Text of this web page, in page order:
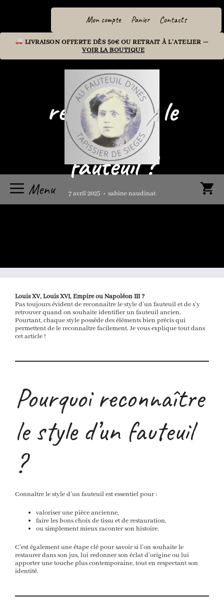
Mon compte Panier Contacts
LIVRAISON OFFERTE DÈS 50€ OU RETRAIT À L'ATELIER —
VOIR LA BOUTIQUE
Menu
Comment
reconnaître le
style d’un
fauteuil ?
7 avril 2025 • sabine naudinat
Louis XV, Louis XVI, Empire ou Napoléon III ?
Pas toujours évident de reconnaitre le style d’un fauteuil et de s’y
retrouver quand on souhaite identifier un fauteuil ancien.
Pourtant, chaque style possède des éléments bien précis qui
permettent de le reconnaître facilement. Je vous explique tout dans
cet article !
Pourquoi reconnaître
le style d’un fauteuil
?
Connaître le style d’un fauteuil est essentiel pour :
valoriser une pièce ancienne,
faire les bons choix de tissu et de restauration,
ou simplement mieux raconter son histoire.
C’est également une étape clé pour savoir si l’on souhaite le
restaurer dans son jus, lui redonner son éclat d’origine ou lui
apporter une touche plus contemporaine, tout en respectant son
identité.